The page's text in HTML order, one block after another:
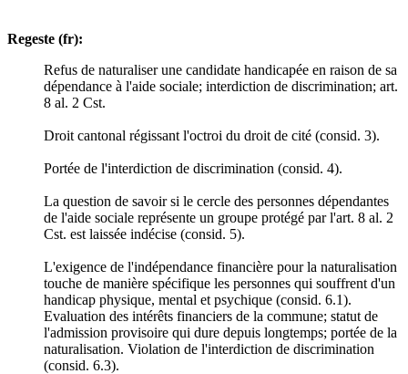
Regeste (fr):
Refus de naturaliser une candidate handicapée en raison de sa
dépendance à l'aide sociale; interdiction de discrimination; art.
8 al. 2 Cst.
Droit cantonal régissant l'octroi du droit de cité (consid. 3).
Portée de l'interdiction de discrimination (consid. 4).
La question de savoir si le cercle des personnes dépendantes
de l'aide sociale représente un groupe protégé par l'art. 8 al. 2
Cst. est laissée indécise (consid. 5).
L'exigence de l'indépendance financière pour la naturalisation
touche de manière spécifique les personnes qui souffrent d'un
handicap physique, mental et psychique (consid. 6.1).
Evaluation des intérêts financiers de la commune; statut de
l'admission provisoire qui dure depuis longtemps; portée de la
naturalisation. Violation de l'interdiction de discrimination
(consid. 6.3).